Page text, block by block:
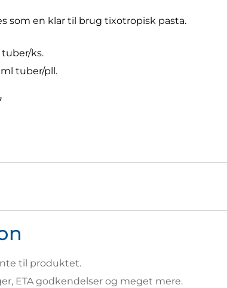
som en klar til brug tixotropisk pasta.
tuber/ks.
tuber/pll.
til produktet.
ETA godkendelser og meget mere.